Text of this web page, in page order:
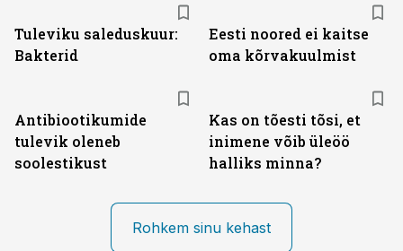
Tuleviku saleduskuur:
Bakterid
Eesti noored ei kaitse
oma kõrvakuulmist
Antibiootikumide
tulevik oleneb
soolestikust
Kas on tõesti tõsi, et
inimene võib üleöö
halliks minna?
Rohkem sinu kehast